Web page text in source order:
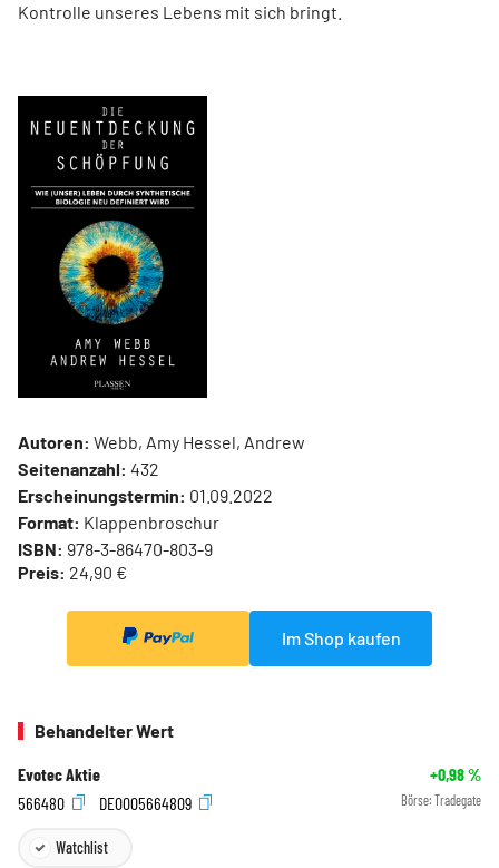
Kontrolle unseres Lebens mit sich bringt.
Autoren: Webb, Amy Hessel, Andrew
Seitenanzahl: 432
Erscheinungstermin: 01.09.2022
Format: Klappenbroschur
ISBN: 978-3-86470-803-9
Preis: 24,90 €
Im Shop kaufen
Behandelter Wert
Evotec Aktie +0,98%
566480
DE0005664809 Börse: Tradegate
Watchlist